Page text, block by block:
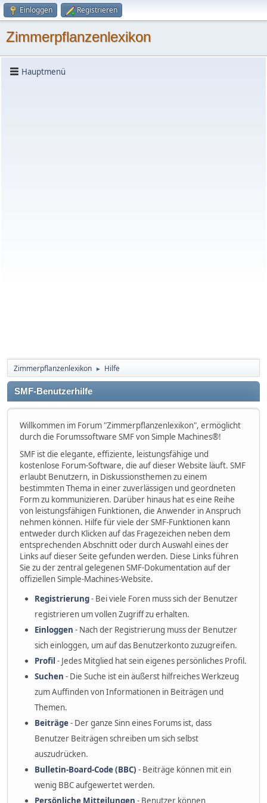
Einloggen Registrieren
Zimmerpflanzenlexikon
Hauptmenü
Zimmerpflanzenlexikon ► Hilfe
SMF-Benutzerhilfe
Willkommen im Forum "Zimmerpflanzenlexikon", ermöglicht
durch die Forumssoftware SMF von Simple Machines®!
SMF ist die elegante, effiziente, leistungsfähige und
kostenlose Forum-Software, die auf dieser Website läuft. SMF
erlaubt Benutzern, in Diskussionsthemen zu einem
bestimmten Thema in einer zuverlässigen und geordneten
Form zu kommunizieren. Darüber hinaus hat es eine Reihe
von leistungsfähigen Funktionen, die Anwender in Anspruch
nehmen können. Hilfe für viele der SMF-Funktionen kann
entweder durch Klicken auf das Fragezeichen neben dem
entsprechenden Abschnitt oder durch Auswahl eines der
Links auf dieser Seite gefunden werden. Diese Links führen
Sie zu der zentral gelegenen SMF-Dokumentation auf der
offiziellen Simple-Machines-Website.
Registrierung- Bei viele Foren muss sich der Benutzer
registrieren um vollen Zugriff zu erhalten.
Einloggen - Nach der Registrierung muss der Benutzer
sich einloggen, um auf das Benutzerkonto zuzugreifen.
Profil - Jedes Mitglied hat sein eigenes persönliches Profil.
Suchen - Die Suche ist ein äußerst hilfreiches Werkzeug
zum Auffinden von Informationen in Beiträgen und
Themen.
Beiträge- Der ganze Sinn eines Forums ist, dass
Benutzer Beiträgen schreiben um sich selbst
auszudrücken.
Bulletin-Board-Code (BBC) - Beiträge können mit ein
wenig BBC aufgewertet werden.
Persönliche Mitteilungen - Benutzer können